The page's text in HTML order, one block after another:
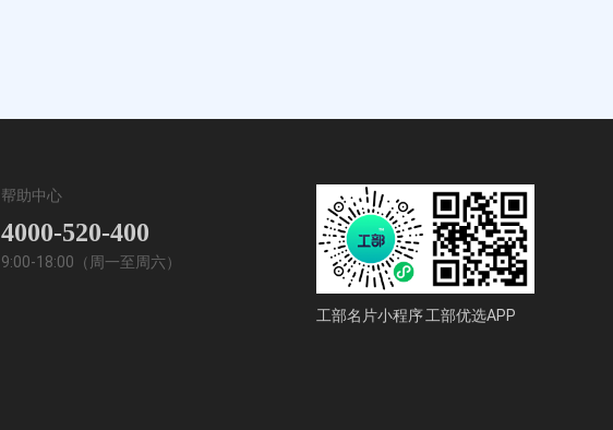
帮助中心
4000-520-400
9:00-18:00（周一至周六）
工部名片小程序工部优选APP